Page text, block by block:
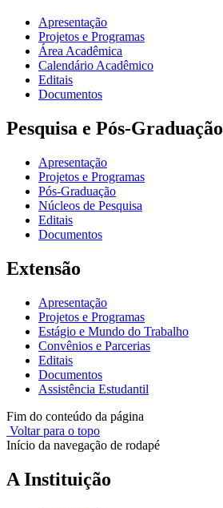
Apresentação
Projetos e Programas
Área Acadêmica
Calendário Acadêmico
Editais
Documentos
Pesquisa e Pós-Graduação
Apresentação
Projetos e Programas
Pós-Graduação
Núcleos de Pesquisa
Editais
Documentos
Extensão
Apresentação
Projetos e Programas
Estágio e Mundo do Trabalho
Convênios e Parcerias
Editais
Documentos
Assistência Estudantil
Fim do conteúdo da página
Voltar para o topo
Início da navegação de rodapé
A Instituição